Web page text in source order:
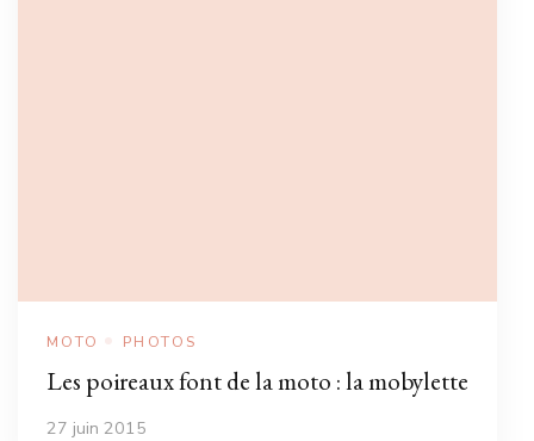
MOTO PHOTOS
Les poireaux font de la moto : la mobylette
27 juin 2015